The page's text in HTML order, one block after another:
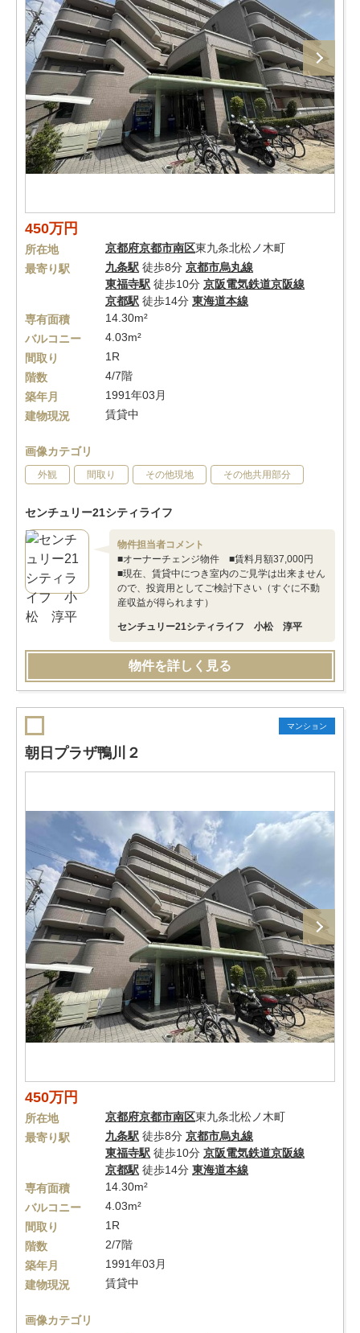
450万円
所在地 京都府京都市南区東九条北松ノ木町
最寄り駅
九条駅 徒歩8分 京都市烏丸線
東福寺駅 徒歩10分 京阪電気鉄道京阪線
京都駅 徒歩14分 東海道本線
専有面積
14.30m²
バルコニー
4.03m²
間取り
1R
階数
4/7階
築年月
1991年03月
建物現況
賃貸中
画像カテゴリ
外観 間取り その他現地 その他共用部分
センチュリー21シティライフ
物件担当者コメント
■オーナーチェンジ物件 ■賃料月額37,000円
■現在、賃貸中につき室内のご見学は出来ません
ので、投資用としてご検討下さい（すぐに不動
産収益が得られます）
センチュリー21シティライフ 小松 淳平
物件を詳しく見る
マンション
朝日プラザ鴨川２
450万円
所在地 京都府京都市南区東九条北松ノ木町
最寄り駅
九条駅 徒歩8分 京都市烏丸線
東福寺駅 徒歩10分 京阪電気鉄道京阪線
京都駅 徒歩14分 東海道本線
専有面積
14.30m²
バルコニー
4.03m²
間取り
1R
階数
2/7階
築年月
1991年03月
建物現況
賃貸中
画像カテゴリ